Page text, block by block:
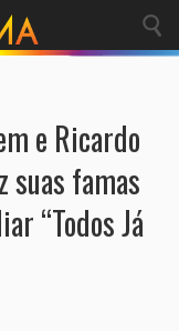
e Ricardo
suas famas
“Todos Já